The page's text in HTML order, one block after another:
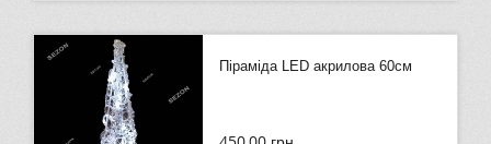
Піраміда LED акрилова 60см